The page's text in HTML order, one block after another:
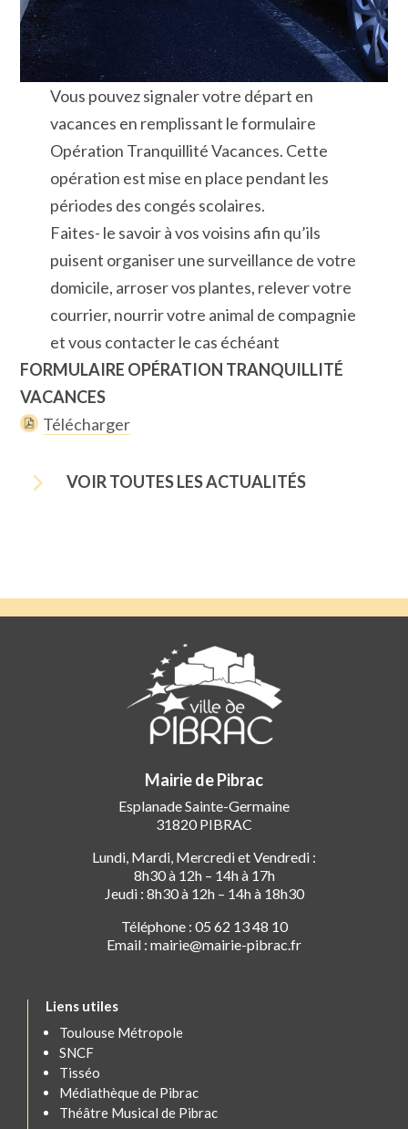
Vous pouvez signaler votre départ en
vacances en remplissant le formulaire
Opération Tranquillité Vacances. Cette
opération est mise en place pendant les
périodes des congés scolaires.
Faites- le savoir à vos voisins afin qu’ils
puisent organiser une surveillance de votre
domicile, arroser vos plantes, relever votre
courrier, nourrir votre animal de compagnie
et vous contacter le cas échéant
FORMULAIRE OPÉRATION TRANQUILLITÉ
VACANCES
Télécharger
5 VOIR TOUTES LES ACTUALITÉS
Mairie de Pibrac
Esplanade Sainte-Germaine
31820 PIBRAC
Lundi, Mardi, Mercredi et Vendredi :
8h30 à 12h – 14h à 17h
Jeudi : 8h30 à 12h – 14h à 18h30
Téléphone : 05 62 13 48 10
Email : mairie@mairie-pibrac.fr
Liens utiles
Toulouse Métropole
SNCF
Tisséo
Médiathèque de Pibrac
Théâtre Musical de Pibrac